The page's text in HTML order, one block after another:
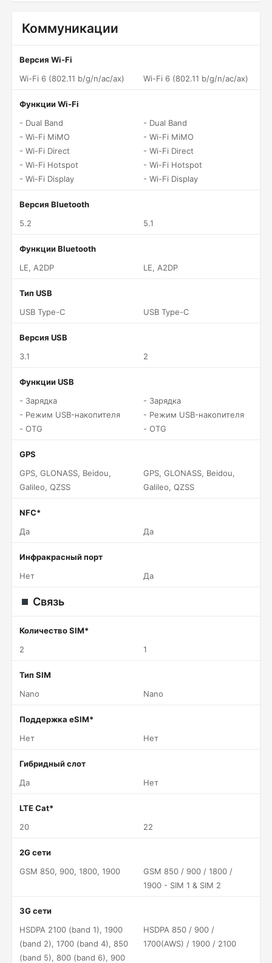
Коммуникации
Версия Wi-Fi
Wi-Fi 6 (802.11 b/g/n/ac/ax)
Wi-Fi 6 (802.11 b/g/n/ac/ax)
Функции Wi-Fi
- Dual Band
- Wi-Fi MiMO
- Wi-Fi Direct
- Wi-Fi Hotspot
- Wi-Fi Display
- Dual Band
- Wi-Fi MiMO
- Wi-Fi Direct
- Wi-Fi Hotspot
- Wi-Fi Display
Версия Bluetooth
5.2
5.1
Функции Bluetooth
LE, A2DP
LE, A2DP
Тип USB
USB Type-C
USB Type-C
Версия USB
3.1
2
Функции USB
- Зарядка
- Режим USB-накопителя
- OTG
- Зарядка
- Режим USB-накопителя
- OTG
GPS
GPS, GLONASS, Beidou,
Galileo, QZSS
GPS, GLONASS, Beidou,
Galileo, QZSS
NFC*
Да
Да
Инфракрасный порт
Нет
Да
Связь
Количество SIM*
2
1
Тип SIM
Nano
Nano
Поддержка eSIM*
Нет
Нет
Гибридный слот
Да
Нет
LTE Cat*
20
22
2G сети
GSM 850, 900, 1800, 1900
GSM 850 / 900 / 1800 /
1900 - SIM 1 & SIM 2
3G сети
HSDPA 2100 (band 1), 1900
(band 2), 1700 (band 4), 850
(band 5), 800 (band 6), 900
HSDPA 850 / 900 /
1700(AWS) / 1900 / 2100